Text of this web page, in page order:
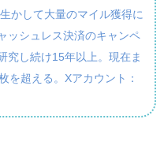
かして大量のマイル獲得に
ッシュレス決済のキャンペ
究し続け15年以上。現在ま
を超える。Xアカウント：